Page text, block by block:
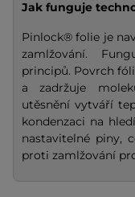
Jak funguje
Pinlock® folie je
zamlžování.
principů. Povrch
a zadržuje
utěsnění vytváří
kondenzaci na
nastavitelné piny,
proti zamlžování